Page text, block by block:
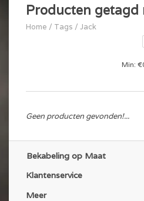
Producten getagd
Home / Tags / Jack
Min: €
Geen producten gevonden!...
Bekabeling op Maat
Klantenservice
Meer